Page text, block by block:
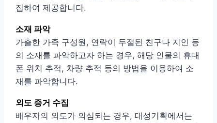
집하여 제공합니다.
소재 파악
가출한 가족 구성원, 연락이 두절된 친구나 지인 등
의 소재를 파악하고자 하는 경우, 해당 인물의 휴대
폰 위치 추적, 차량 추적 등의 방법을 이용하여 소
재를 파악합니다.
외도 증거 수집
배우자의 외도가 의심되는 경우, 대성기획에서는